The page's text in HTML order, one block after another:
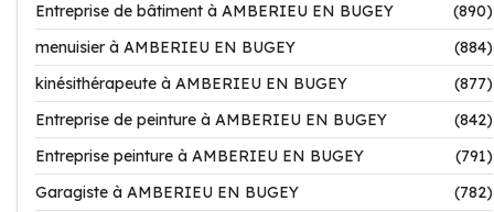
Entreprise de bâtiment à AMBERIEU EN BUGEY
(890)
menuisier à AMBERIEU EN BUGEY
(884)
kinésithérapeute à AMBERIEU EN BUGEY
(877)
Entreprise de peinture à AMBERIEU EN BUGEY
(842)
Entreprise peinture à AMBERIEU EN BUGEY
(791)
Garagiste à AMBERIEU EN BUGEY
(782)